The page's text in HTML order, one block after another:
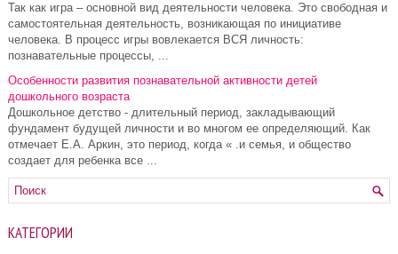
Так как игра – основной вид деятельности человека. Это свободная и
самостоятельная деятельность, возникающая по инициативе
человека. В процесс игры вовлекается ВСЯ личность:
познавательные процессы, ...
Особенности развития познавательной активности детей
дошкольного возраста
Дошкольное детство - длительный период, закладывающий
фундамент будущей личности и во многом ее определяющий. Как
отмечает Е.А. Аркин, это период, когда « .и семья, и общество
создает для ребенка все ...
КАТЕГОРИИ